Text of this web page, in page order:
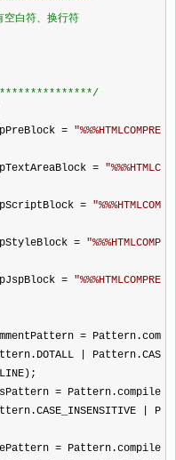
白符、换行符
*/
= "%%%HTMLCOMPRE
= "%%%HTMLC
= "%%%HTMLCOM
= "%%%HTMLCOMP
= "%%%HTMLCOMPRE
= Pattern.com
Pattern.CAS
= Pattern.compile
P
= Pattern.compile